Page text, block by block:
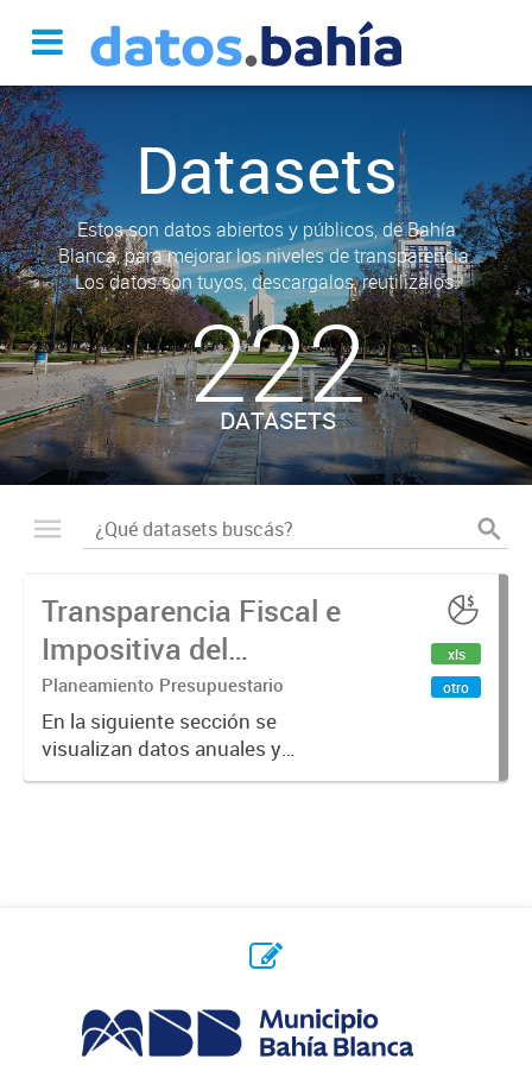
Datasets
Estos son datos abiertos y públicos, de Bahía
Blanca, para mejorar los niveles de transparencia.
Los datos son tuyos, descargalos, reutilizalos.
222
DATASETS
Transparencia Fiscal e
Impositiva del
Municipio. Año 2024
Planeamiento Presupuestario
En la siguiente sección se
visualizan datos anuales y
trimestrales referidos a la
xls
otro